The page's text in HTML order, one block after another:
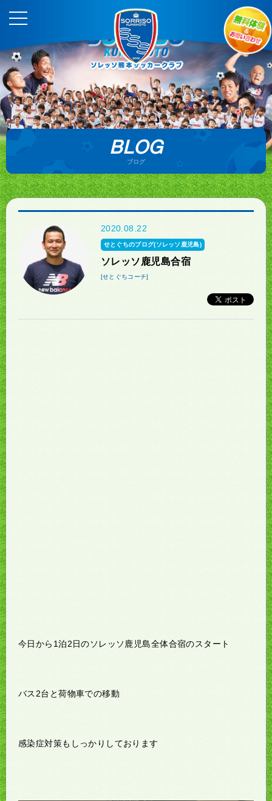
BLOG
ブログ
2020.08.22
せとぐちのブログ(ソレッソ鹿児島)
ソレッソ鹿児島合宿
[せとぐちコーチ]
今日から1泊2日のソレッソ鹿児島全体合宿のスタート
バス2台と荷物車での移動
感染症対策もしっかりしております